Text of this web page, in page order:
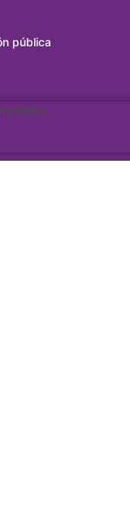
pública
pública